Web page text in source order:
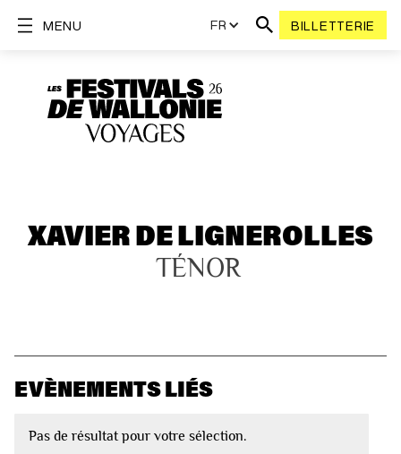
FR BILLETTERIE
MENU
XAVIER DE LIGNEROLLES
TÉNOR
EVÈNEMENTS LIÉS
Pas de résultat pour votre sélection.